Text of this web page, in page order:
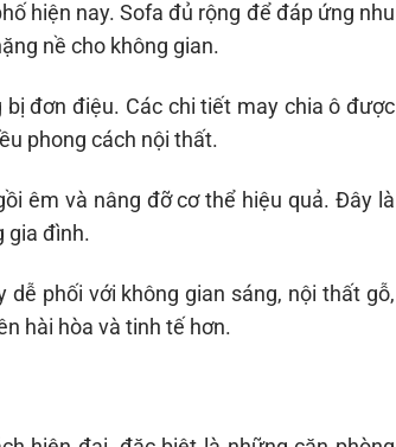
hiện nay. Sofa đủ rộng để đáp ứng nhu
nề cho không gian.
đơn điệu. Các chi tiết may chia ô được
phong cách nội thất.
êm và nâng đỡ cơ thể hiệu quả. Đây là
gia đình.
phối với không gian sáng, nội thất gỗ,
hài hòa và tinh tế hơn.